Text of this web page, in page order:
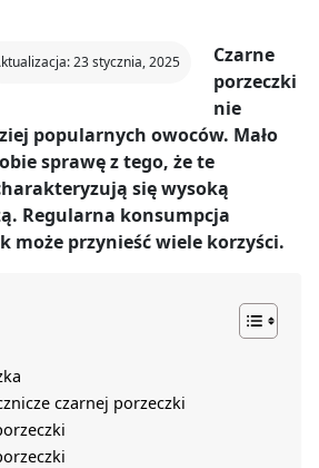
23 stycznia, 2025
Czarne
porzeczki
nie
popularnych owoców. Mało
sprawę z tego, że te
się wysoką
Regularna konsumpcja
może przynieść wiele korzyści.
czarnej porzeczki